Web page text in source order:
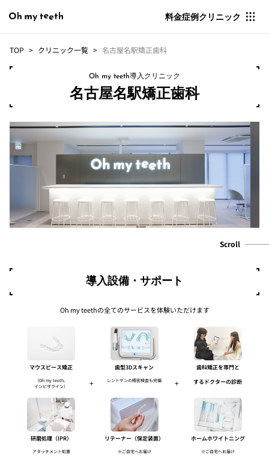
料金症例クリニック
TOP クリニック一覧 名古屋名駅矯正歯科
Oh my teeth導入クリニック
名古屋名駅矯正歯科
Scroll
導入設備・サポート
Oh my teethの全てのサービスを体験いただけます
マウスピース矯正
（Oh my teeth、
インビザライン）
歯型3Dスキャン
レントゲンの精密検査も完備
歯科矯正を専門と
するドクターの診断
研磨処理（IPR）
アタッチメント処置
リテーナー（保定装置）
※ご自宅へお届け
ホームホワイトニング
※ご自宅へお届け
+ +